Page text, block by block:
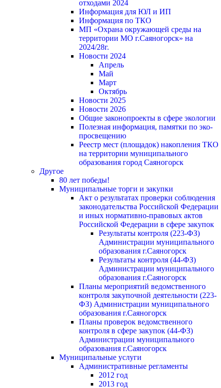
отходами 2024
Информация для ЮЛ и ИП
Информация по ТКО
МП «Охрана окружающей среды на
территории МО г.Саяногорск» на
2024/28г.
Новости 2024
Апрель
Май
Март
Октябрь
Новости 2025
Новости 2026
Общие законопроекты в сфере экологии
Полезная информация, памятки по эко-
просвещению
Реестр мест (площадок) накопления ТКО
на территории муниципального
образования город Саяногорск
Другое
80 лет победы!
Муниципальные торги и закупки
Акт о результатах проверки соблюдения
законодательства Российской Федерации
и иных нормативно-правовых актов
Российской Федерации в сфере закупок
Результаты контроля (223-ФЗ)
Администрации муниципального
образования г.Саяногорск
Результаты контроля (44-ФЗ)
Администрации муниципального
образования г.Саяногорск
Планы мероприятий ведомственного
контроля закупочной деятельности (223-
ФЗ) Администрации муниципального
образования г.Саяногорск
Планы проверок ведомственного
контроля в сфере закупок (44-ФЗ)
Администрации муниципального
образования г.Саяногорск
Муниципальные услуги
Административные регламенты
2012 год
2013 год